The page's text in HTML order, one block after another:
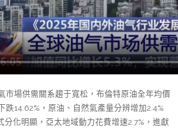
市場供需關系趨于寬松，布倫特原油全年均價
14.62%，原油、自然氣產量分辨增加2.4%
分化明顯，亞太地域動力花費增速2.7%，進獻